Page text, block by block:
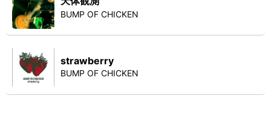
BUMP OF CHICKEN
strawberry
BUMP OF CHICKEN